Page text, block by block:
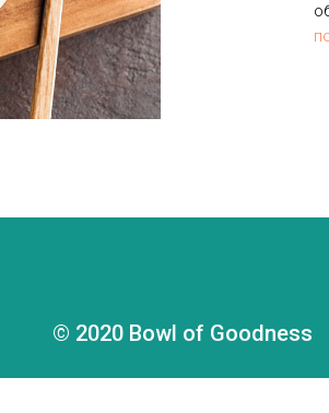
© 2020 Bowl of Goodness